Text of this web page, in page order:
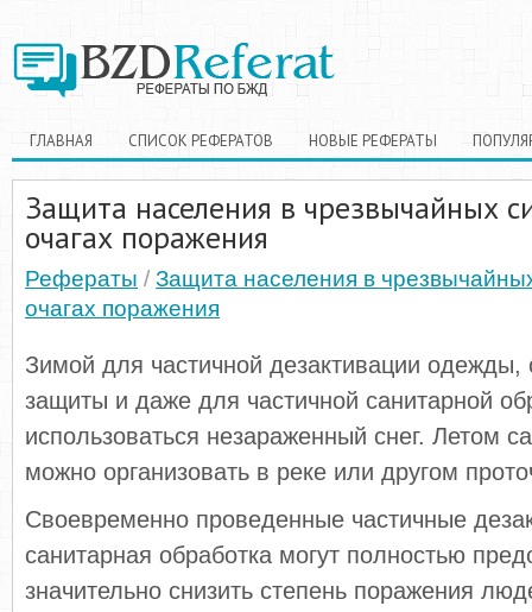
ГЛАВНАЯ СПИСОК РЕФЕРАТОВ НОВЫЕ РЕФЕРАТЫ
Защита населения в чрезвычайных
очагах поражения
Рефераты / Защита населения в
очагах поражения
Зимой для частичной дезактивации одежды,
защиты и даже для частичной санитарной
использоваться незараженный снег. Летом
можно организовать в реке или другом
Своевременно проведенные частичные
санитарная обработка могут полностью
значительно снизить степень поражения